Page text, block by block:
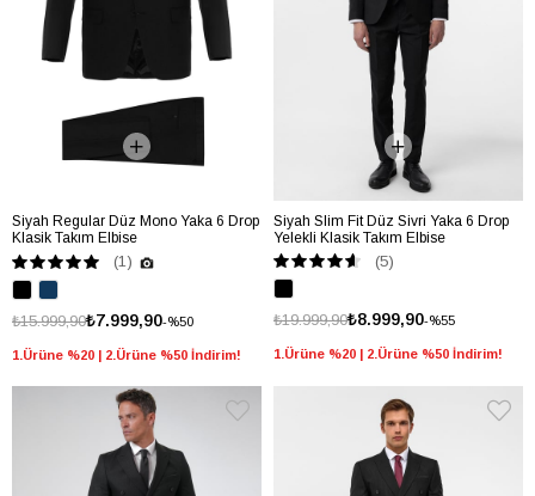
Siyah Regular Düz Mono Yaka 6 Drop
Klasik Takım Elbise
(1)
%50
₺7.999,90
₺15.999,90
1.Ürüne %20 | 2.Ürüne %50 İndirim!
Siyah Slim Fit Düz Sivri Yaka 6 Drop
Yelekli Klasik Takım Elbise
(5)
%55
₺8.999,90
₺19.999,90
1.Ürüne %20 | 2.Ürüne %50 İndirim!